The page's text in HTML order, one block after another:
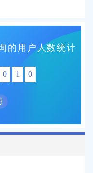
的用户人数统计
0 1 0